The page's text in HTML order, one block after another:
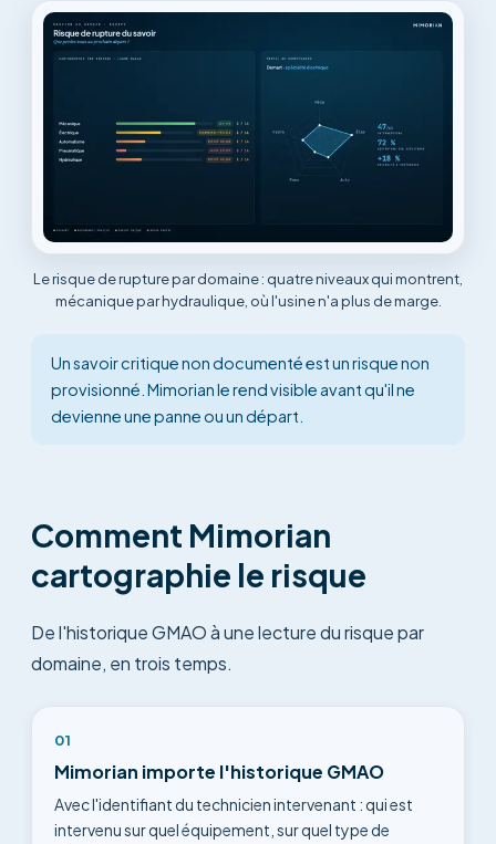
Le risque de rupture par domaine : quatre niveaux qui montrent,
mécanique par hydraulique, où l'usine n'a plus de marge.
Un savoir critique non documenté est un risque non
provisionné. Mimorian le rend visible avant qu'il ne
devienne une panne ou un départ.
Comment Mimorian
cartographie le risque
De l'historique GMAO à une lecture du risque par
domaine, en trois temps.
01
Mimorian importe l'historique GMAO
Avec l'identifiant du technicien intervenant : qui est
intervenu sur quel équipement, sur quel type de